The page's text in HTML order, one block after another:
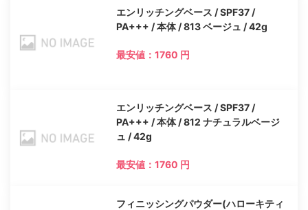
エンリッチングベース / SPF37 /
PA+++ / 本体 / 813 ベージュ / 42g
最安値：1760 円
エンリッチングベース / SPF37 /
PA+++ / 本体 / 812 ナチュラルベージ
ュ / 42g
最安値：1760 円
フィニッシングパウダー(ハローキティ